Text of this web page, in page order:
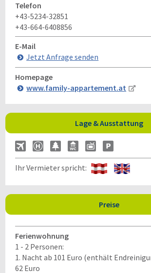
Telefon
+43-5234-32851
+43-664-6408856
E-Mail
Jetzt Anfrage senden
Homepage
www.family-appartement.at
Lage & Ausstattung
Ihr Vermieter spricht:
Preise
Ferienwohnung
1 - 2 Personen:
1. Nacht ab 101 Euro (enthält
62 Euro